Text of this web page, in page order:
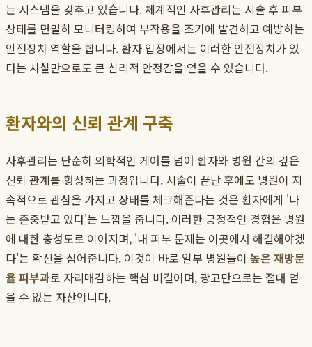
는 시스템을 갖추고 있습니다. 체계적인 사후관리는 시술 후 피부
상태를 면밀히 모니터링하여 부작용을 조기에 발견하고 예방하는
안전장치 역할을 합니다. 환자 입장에서는 이러한 안전장치가 있
다는 사실만으로도 큰 심리적 안정감을 얻을 수 있습니다.
환자와의 신뢰 관계 구축
사후관리는 단순히 의학적인 케어를 넘어 환자와 병원 간의 깊은
신뢰 관계를 형성하는 과정입니다. 시술이 끝난 후에도 병원이 지
속적으로 관심을 가지고 상태를 체크해준다는 것은 환자에게 '나
는 존중받고 있다'는 느낌을 줍니다. 이러한 긍정적인 경험은 병원
에 대한 충성도로 이어지며, '내 피부 문제는 이곳에서 해결해야겠
다'는 확신을 심어줍니다. 이것이 바로 일부 병원들이 높은 재방문
율 피부과로 자리매김하는 핵심 비결이며, 광고만으로는 절대 얻
을 수 없는 자산입니다.